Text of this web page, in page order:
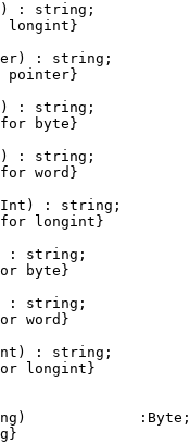
: string;
longint}
: string;
pointer}
: string;
byte}
: string;
word}
: string;
longint}
: string;
byte}
: string;
word}
: string;
longint}
:Byte;